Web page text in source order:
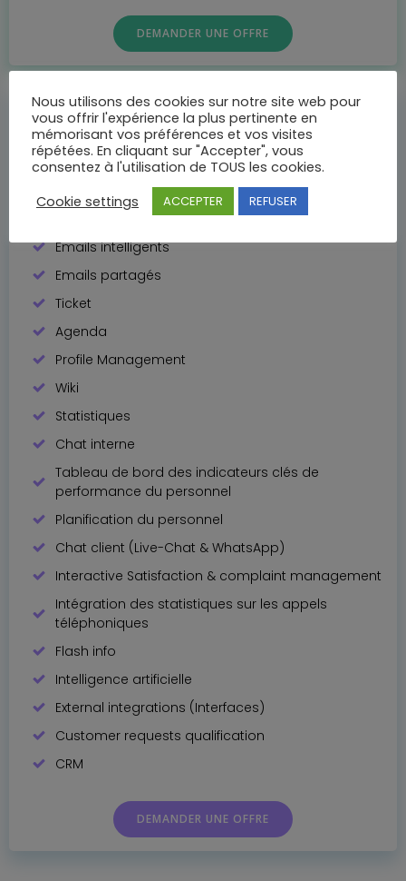
DEMANDER UNE OFFRE
MYO COMPLETE
79€
par utilisateur, par mois
Emails intelligents
Emails partagés
Ticket
Agenda
Profile Management
Wiki
Statistiques
Chat interne
Tableau de bord des indicateurs clés de
performance du personnel
Planification du personnel
Chat client (Live-Chat & WhatsApp)
Interactive Satisfaction & complaint management
Intégration des statistiques sur les appels
téléphoniques
Flash info
Intelligence artificielle
External integrations (Interfaces)
Customer requests qualification
CRM
DEMANDER UNE OFFRE
Nous utilisons des cookies sur notre site web pour
vous offrir l'expérience la plus pertinente en
mémorisant vos préférences et vos visites
répétées. En cliquant sur "Accepter", vous
consentez à l'utilisation de TOUS les cookies.
Cookie settings
ACCEPTER REFUSER